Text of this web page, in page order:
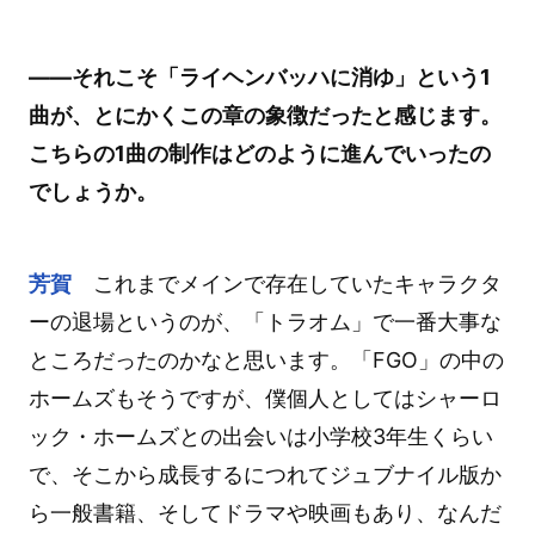
――それこそ「ライヘンバッハに消ゆ」という1
曲が、とにかくこの章の象徴だったと感じます。
こちらの1曲の制作はどのように進んでいったの
でしょうか。
芳賀これまでメインで存在していたキャラクタ
ーの退場というのが、「トラオム」で一番大事な
ところだったのかなと思います。「FGO」の中の
ホームズもそうですが、僕個人としてはシャーロ
ック・ホームズとの出会いは小学校3年生くらい
で、そこから成長するにつれてジュブナイル版か
ら一般書籍、そしてドラマや映画もあり、なんだ